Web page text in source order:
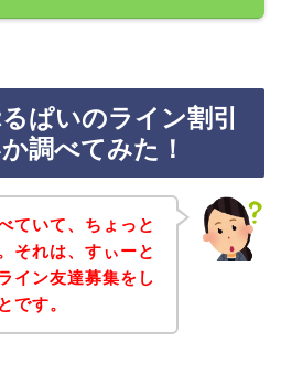
ぱいのライン割引
調べてみた！
ていて、ちょっと
それは、すぃーと
イン友達募集をし
です。